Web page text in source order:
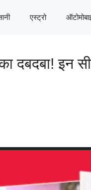
एस्ट्रो
दबदबा! इन